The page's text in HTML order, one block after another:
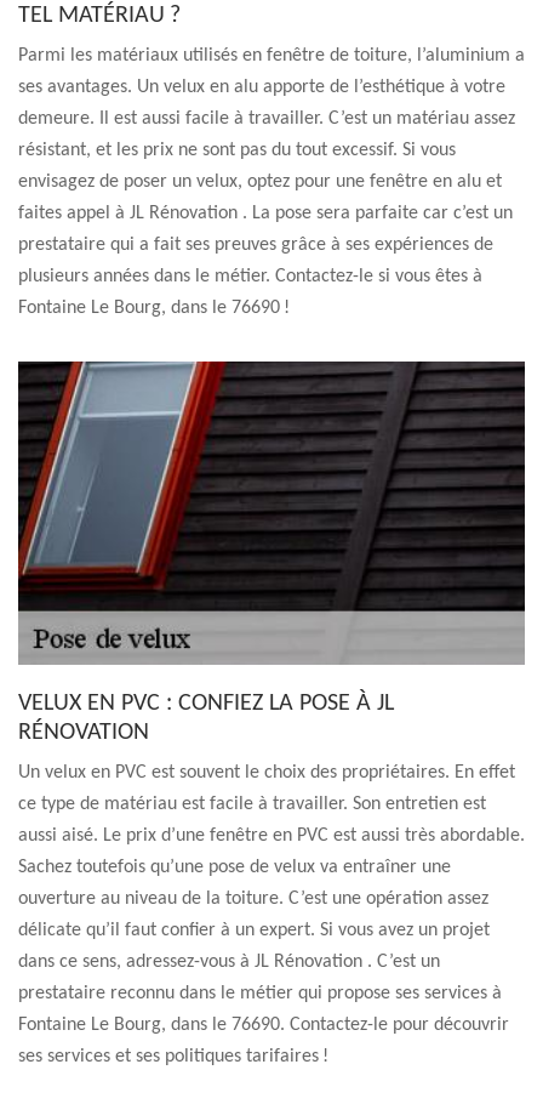
TEL MATÉRIAU ?
Parmi les matériaux utilisés en fenêtre de toiture, l’aluminium a
ses avantages. Un velux en alu apporte de l’esthétique à votre
demeure. Il est aussi facile à travailler. C’est un matériau assez
résistant, et les prix ne sont pas du tout excessif. Si vous
envisagez de poser un velux, optez pour une fenêtre en alu et
faites appel à JL Rénovation . La pose sera parfaite car c’est un
prestataire qui a fait ses preuves grâce à ses expériences de
plusieurs années dans le métier. Contactez-le si vous êtes à
Fontaine Le Bourg, dans le 76690 !
VELUX EN PVC : CONFIEZ LA POSE À JL
RÉNOVATION
Un velux en PVC est souvent le choix des propriétaires. En effet
ce type de matériau est facile à travailler. Son entretien est
aussi aisé. Le prix d’une fenêtre en PVC est aussi très abordable.
Sachez toutefois qu’une pose de velux va entraîner une
ouverture au niveau de la toiture. C’est une opération assez
délicate qu’il faut confier à un expert. Si vous avez un projet
dans ce sens, adressez-vous à JL Rénovation . C’est un
prestataire reconnu dans le métier qui propose ses services à
Fontaine Le Bourg, dans le 76690. Contactez-le pour découvrir
ses services et ses politiques tarifaires !